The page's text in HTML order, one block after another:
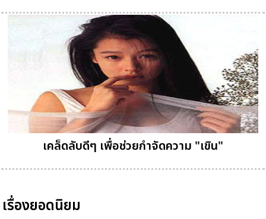
เคล็ดลับดีๆ เพื่อช่วยกำจัดความ "เขิน"
เรื่องยอดนิยม